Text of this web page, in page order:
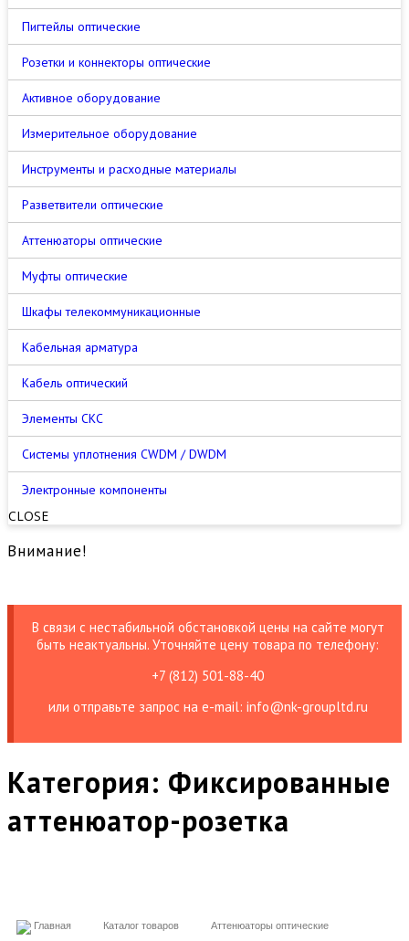
Пигтейлы оптические
Розетки и коннекторы оптические
Активное оборудование
Измерительное оборудование
Инструменты и расходные материалы
Разветвители оптические
Аттенюаторы оптические
Муфты оптические
Шкафы телекоммуникационные
Кабельная арматура
Кабель оптический
Элементы СКС
Cистемы уплотнения CWDM / DWDM
Электронные компоненты
CLOSE
Внимание!
В связи с нестабильной обстановкой цены на сайте могут
быть неактуальны. Уточняйте цену товара по телефону:
+7 (812) 501-88-40
или отправьте запрос на е-mail: info@nk-groupltd.ru
Категория: Фиксированные
аттенюатор-розетка
Главная Каталог товаров Аттенюаторы оптические